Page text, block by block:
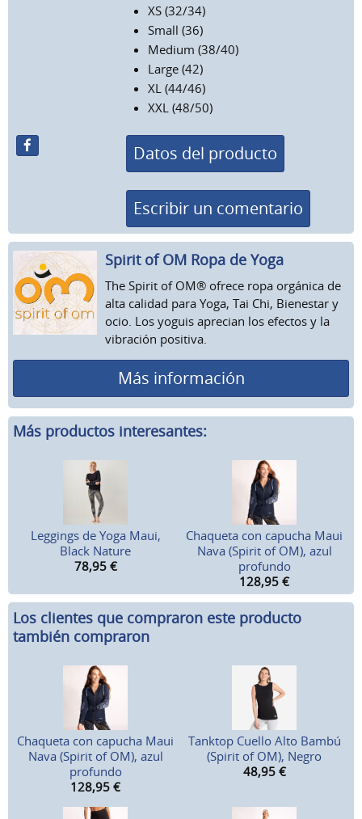
XS (32/34)
Small (36)
Medium (38/40)
Large (42)
XL (44/46)
XXL (48/50)
Datos del producto
Escribir un comentario
Spirit of OM Ropa de Yoga
The Spirit of OM® ofrece ropa orgánica de
alta calidad para Yoga, Tai Chi, Bienestar y
ocio. Los yoguis aprecian los efectos y la
vibración positiva.
Más información
Más productos interesantes:
Leggings de Yoga Maui,
Black Nature
78,95 €
Chaqueta con capucha Maui
Nava (Spirit of OM), azul
profundo
128,95 €
Los clientes que compraron este producto
también compraron
Chaqueta con capucha Maui
Nava (Spirit of OM), azul
profundo
128,95 €
Tanktop Cuello Alto Bambú
(Spirit of OM), Negro
48,95 €